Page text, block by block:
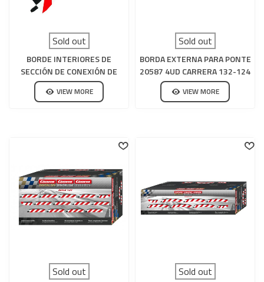
Sold out
BORDE INTERIORES DE
SECCIÓN DE CONEXIÓN DE
CURVA PERALTADA 4UD
CARRERA 132-124
VIEW MORE
Sold out
BORDA EXTERNA PARA PONTE
20587 4UD CARRERA 132-124
VIEW MORE
Sold out Sold out